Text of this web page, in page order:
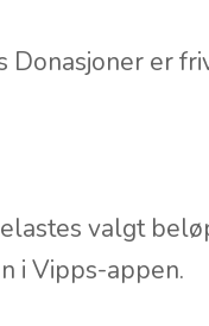
Donasjoner er
valgt
i Vipps-appen.